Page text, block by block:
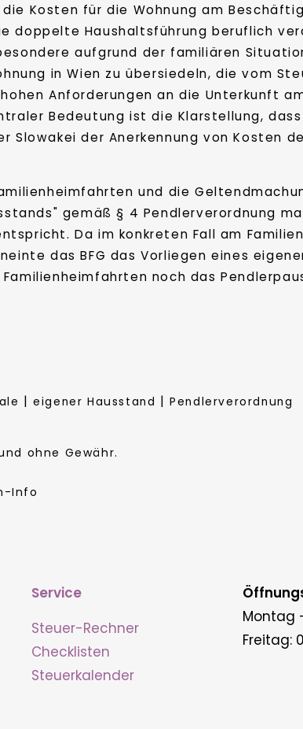
Kosten für die Wohnung am
doppelte Haushaltsführung beruflich
aufgrund der familiären
in Wien zu übersiedeln, die vom
Anforderungen an die Unterkunft
Bedeutung ist die Klarstellung, dass
Slowakei der Anerkennung von Kosten
und die
gemäß § 4 Pendlerverordnung
Da im konkreten Fall am
das BFG das Vorliegen eines
noch das
|eigener Hausstand |Pendlerverordnung
ohne Gewähr.
Info
Service
Steuer-Rechner
Checklisten
Steuerkalender
Montag
Freitag: